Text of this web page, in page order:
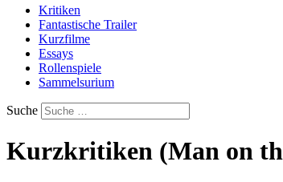
Kritiken
Fantastische Trailer
Kurzfilme
Essays
Rollenspiele
Sammelsurium
Suche
Kurzkritiken (Man on